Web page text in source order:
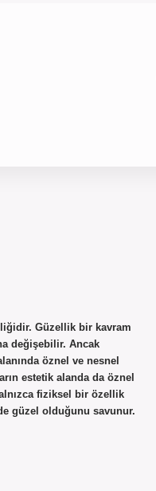
Güzellik bir kavram
değişebilir. Ancak
öznel ve nesnel
estetik alanda da öznel
fiziksel bir özellik
güzel olduğunu savunur.